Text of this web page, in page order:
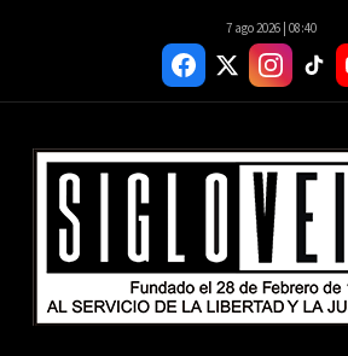
7 ago 2026 | 08:40